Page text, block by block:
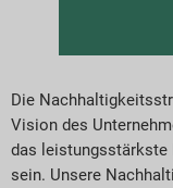
Die
Vision des
das leistungsstärkste
sein. Unsere